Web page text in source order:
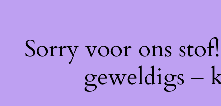
Sorry voor ons
geweldigs –